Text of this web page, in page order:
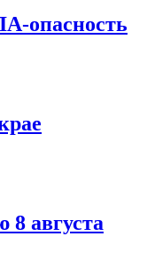
опасность
августа